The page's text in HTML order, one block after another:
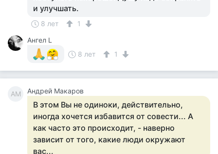
и улучшать.
8 лет
1
Ангел L
8 лет
1
АМ Андрей Макаров
В этом Вы не одиноки, действительно,
иногда хочется избавится от совести... А
как часто это происходит, - наверно
зависит от того, какие люди окружают
вас...